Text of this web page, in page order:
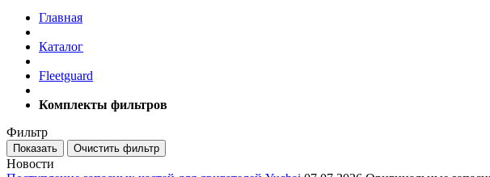
Главная
Каталог
Fleetguard
Комплекты фильтров
Фильтр
Новости